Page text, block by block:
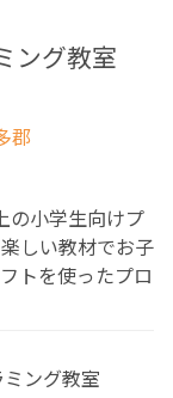
ング教室
郡
小学生向けプ
しい教材でお子
トを使ったプロ
ング教室